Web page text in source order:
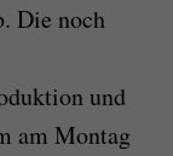
Die noch
und
am Montag